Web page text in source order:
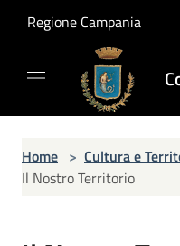
Regione Campania
Home > Cultura e
Il Nostro Territorio